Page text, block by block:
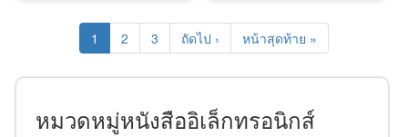
1 2 3 ถัดไป › หน้าสุดท้าย »
หมวดหมู่หนังสืออิเล็กทรอนิกส์